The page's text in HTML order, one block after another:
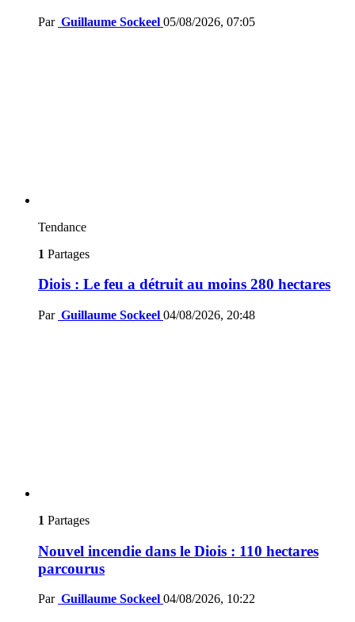
Par Guillaume Sockeel 05/08/2026, 07:05
Tendance
1 Partages
Diois : Le feu a détruit au moins 280 hectares
Par Guillaume Sockeel 04/08/2026, 20:48
1 Partages
Nouvel incendie dans le Diois : 110 hectares
parcourus
Par Guillaume Sockeel 04/08/2026, 10:22